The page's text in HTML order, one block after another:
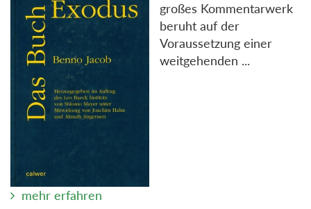
großes Kommentarwerk
beruht auf der
Voraussetzung einer
weitgehenden ...
mehr erfahren